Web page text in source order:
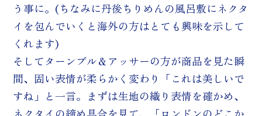
う事に。(ちなみに丹後ちりめんの風呂敷にネクタ
イを包んでいくと海外の方はとても興味を示して
くれます)
そしてターンブル＆アッサーの方が商品を見た瞬
間、固い表情が柔らかく変わり「これは美しいで
すね」と一言。まずは生地の織り表情を確かめ、